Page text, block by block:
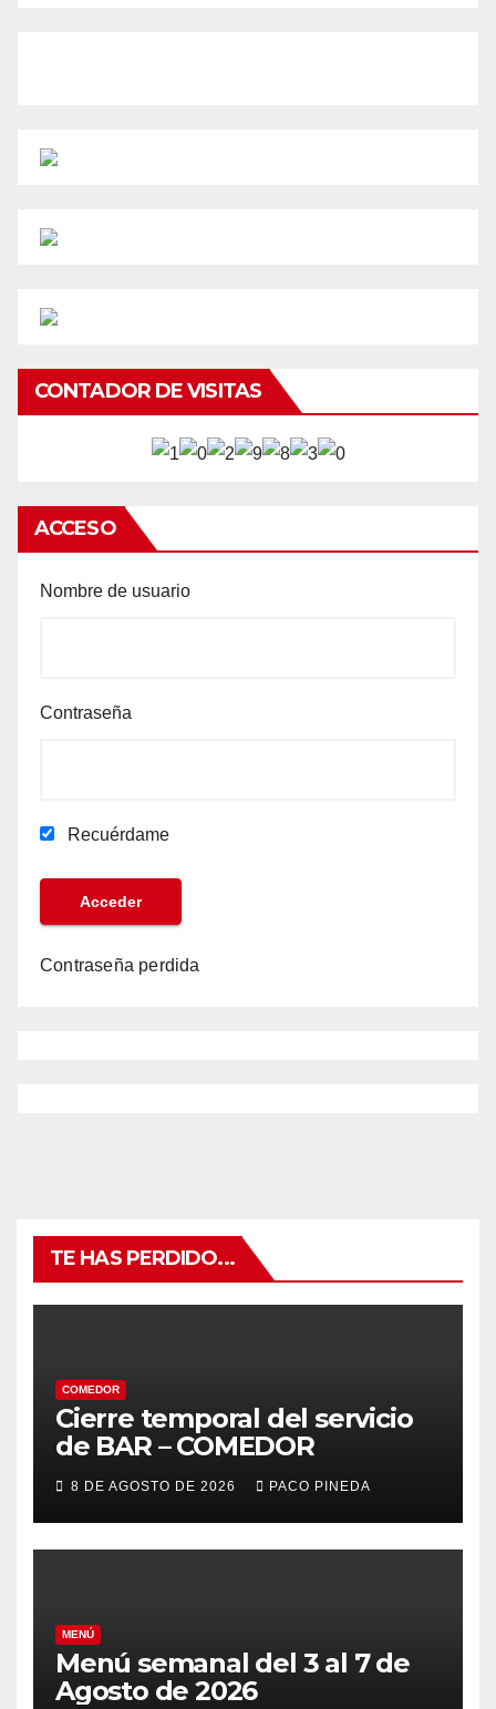
CONTADOR DE VISITAS
ACCESO
Nombre de usuario
Contraseña
Recuérdame
Contraseña perdida
TE HAS PERDIDO...
COMEDOR
Cierre temporal del servicio
de BAR – COMEDOR
8 DE AGOSTO DE 2026 PACO PINEDA
MENÚ
Menú semanal del 3 al 7 de
Agosto de 2026